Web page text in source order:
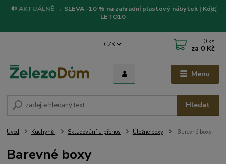
🔊 AKTUÁLNĚ → SLEVA -10 % na zahradní plastový nábytek | Kód:
LETO10
Menu
CZK
Hledat
0 ks
za 0 Kč
Úvod Kuchyně Skladování a přenos Úložné boxy Barevné boxy
Barevné boxy